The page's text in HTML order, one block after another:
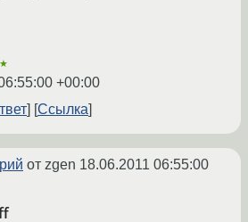
+00:00
Ссылка
от zgen 18.06.2011 06:55:00